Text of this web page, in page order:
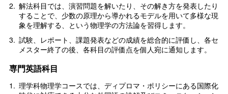
2. 解法科目では、演習問題を解いたり、その解き方を発表したり
することで、少数の原理から導かれるモデルを用いて多様な現
象を理解する、という物理学の方法論を習得します。
3. 試験、レポート、課題発表などの成績を総合的に評価し、各セ
メスター終了の後、各科目の評価点を個人宛に通知します。
専門英語科目
1. 理学科物理学コースでは、ディプロマ・ポリシーにある国際化